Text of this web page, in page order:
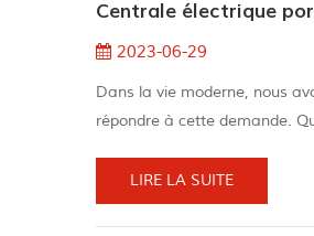
Centrale électrique
2023-06-29
Dans la vie moderne, nous
répondre à cette demande.
centrale...
LIRE LA SUITE